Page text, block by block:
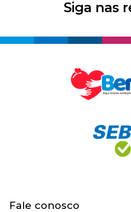
Siga nas
Fale conosco